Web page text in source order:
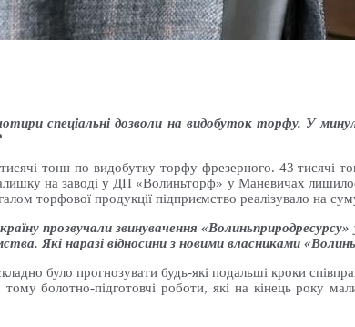
спеціальні дозволи на видобуток торфу. У
тонн по видобутку торфу фрезерного. 43 тисячі
на заводі у ДП «Волиньторф» у Маневичах
торфової продукції підприємство реалізувало на
прозвучали звинувачення
Які наразі відносини з новими власниками
було прогнозувати будь-які подальші кроки
тому болотно-підготовчі роботи, які на кінець року